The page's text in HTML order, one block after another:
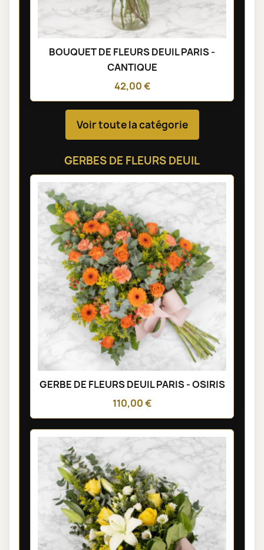
BOUQUET DE FLEURS DEUIL PARIS -
CANTIQUE
42,00 €
Voir toute la catégorie
GERBES DE FLEURS DEUIL
GERBE DE FLEURS DEUIL PARIS - OSIRIS
110,00 €